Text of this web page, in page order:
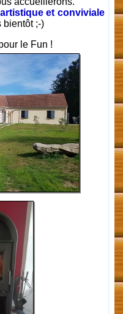
et conviviale
bientôt ;-)
le Fun !